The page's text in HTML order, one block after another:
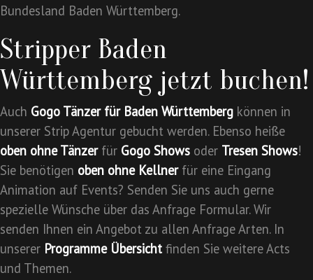
Bundesland Baden Württemberg.
Stripper Baden
Württemberg jetzt buchen!
Auch Gogo Tänzer für Baden Württemberg können in
unserer Strip Agentur gebucht werden. Ebenso heiße
oben ohne Tänzerfür Gogo Shows oder Tresen Shows!
Sie benötigen oben ohne Kellnerfür eine Eingang
Animation auf Events? Senden Sie uns auch gerne
spezielle Wünsche über das Anfrage Formular. Wir
senden Ihnen ein Angebot zu allen Anfrage Arten. In
unserer Programme Übersicht finden Sie weitere Acts
und Themen.